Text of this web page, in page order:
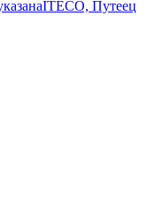
ITECO, Путеец